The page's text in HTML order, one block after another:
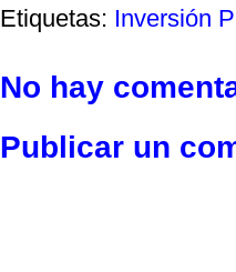
Etiquetas: Inversión
No hay
Publicar un